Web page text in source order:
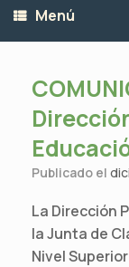
Menú
Publicado el
La Dirección
la Junta de
Nivel